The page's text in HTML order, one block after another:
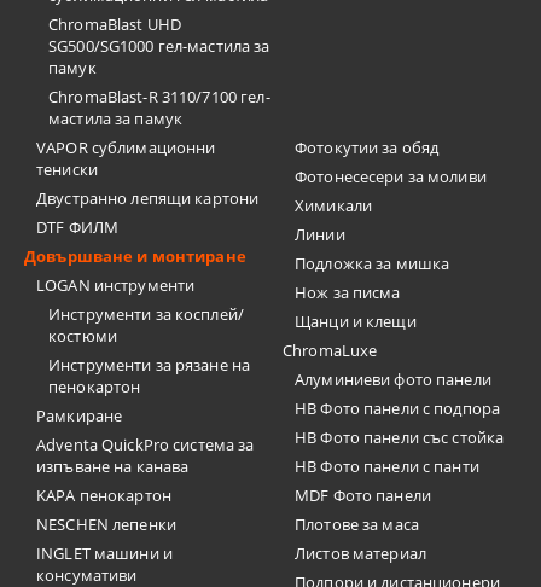
ChromaBlast UHD
SG500/SG1000 гел-мастила за
памук
ChromaBlast-R 3110/7100 гел-
мастила за памук
VAPOR сублимационни
тениски
Двустранно лепящи картони
DTF ФИЛМ
Довършване и монтиране
LOGAN инструменти
Инструменти за косплей/
костюми
Инструменти за рязане на
пенокартон
Рамкиране
Adventa QuickPro система за
изпъване на канава
KAPA пенокартон
NESCHEN лепенки
INGLET машини и
консумативи
Фотокутии за обяд
Фотонесесери за моливи
Химикали
Линии
Подложка за мишка
Нож за писма
Щанци и клещи
ChromaLuxe
Алуминиеви фото панели
HB Фото панели с подпора
HB Фото панели със стойка
HB Фото панели с панти
MDF Фото панели
Плотове за маса
Листов материал
Подпори и дистанционери